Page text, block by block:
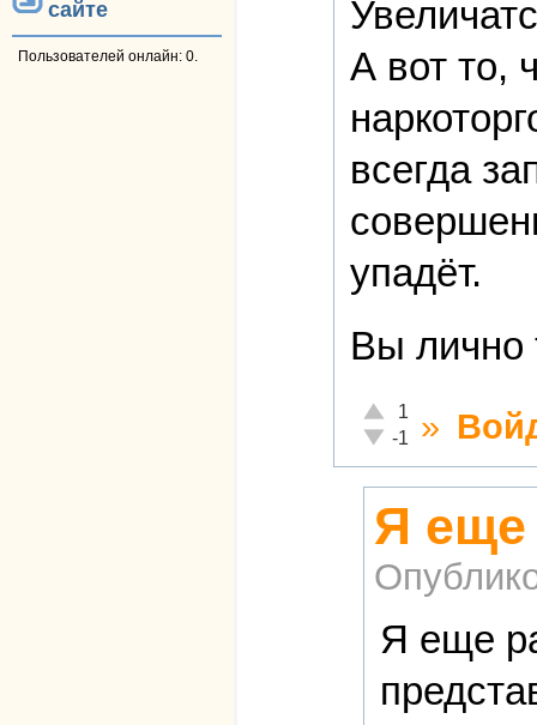
сайте
Пользователей онлайн: 0.
А вот то,
всегда
упадёт.
Вы лично
Отлично!
1
Неадекватно!
-1 »
Я еще
Я еще